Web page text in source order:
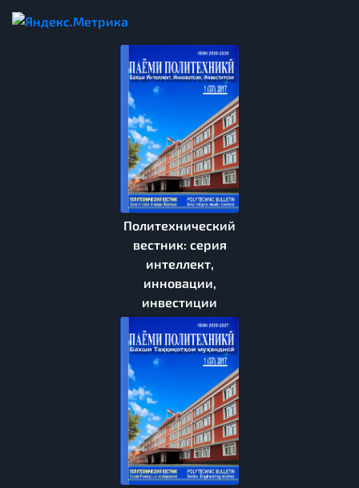
Политехнический
вестник: серия
интеллект,
инновации,
инвестиции